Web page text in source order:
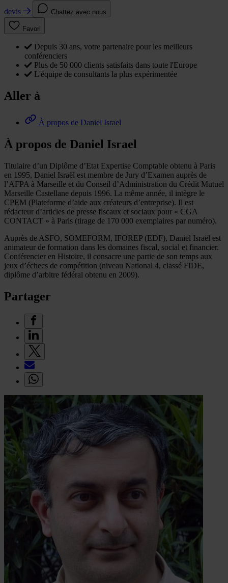
devis
Chattez avec nous
Favori
Depuis 30 ans, votre partenaire pour les meilleurs
conférenciers
Plus de 50 000 clients satisfaits dans toute l'Europe
L'équipe de consultants la plus expérimentée
Aller à
À propos de Daniel Israel
À propos de Daniel Israel
Titulaire d’un Diplôme d’Etat Expertise Comptable obtenu à Paris
en 1995, Daniel Israël est membre de Jury d’Examen auprès de
l’AFPA à Marseille et du Conseil d’Administration du Crédit Mutuel
Marseille Castellane depuis 1996. La même année, il intègre le
CPEM (Plateforme d’aide aux créateurs d’entreprise). Il est
rédacteur d’articles de presse fiscaux et sociaux pour « CGA
CONTACT » à Paris (tirage de 170 000 exemplaires par numéro).
Auprès de ASFO, SOMEFORM, IFOREP (EDF), Daniel Israël est
animateur de formation dans les domaines fiscal, social et financier.
Conférencier en Histoire, il consacre une partie de son temps aux
jeux d’échecs de compétition (niveau National 4, classé FIDE,
diplôme d’arbitre fédéral obtenu en 2009).
Partager